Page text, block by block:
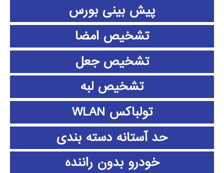
پیش بینی بورس
تشخیص امضا
تشخیص جعل
تشخیص لبه
تولباکس WLAN
حد آستانه دسته بندی
خودرو بدون راننده